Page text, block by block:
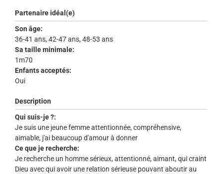
Partenaire idéal(e)
Son âge:
36-41 ans, 42-47 ans, 48-53 ans
Sa taille minimale:
1m70
Enfants acceptés:
Oui
Description
Qui suis-je ?:
Je suis une jeune femme attentionnée, compréhensive,
aimable, j'ai beaucoup d'amour à donner
Ce que je recherche:
Je recherche un homme sérieux, attentionné, aimant, qui craint
Dieu avec qui avoir une relation sérieuse pouvant aboutir au